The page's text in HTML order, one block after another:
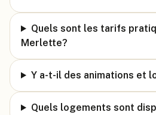
Quels sont les tarifs
Merlette?
Y a-t-il des animations et
Quels logements sont